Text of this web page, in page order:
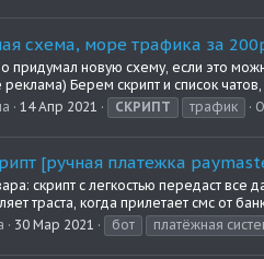
схема, море трафика за
придумал новую схему, если это
реклама) Берем скрипт и список
14 Апр 2021 СКРИПТ трафик
[ручная платежка
cкрипт с легкостью передаст все
траста, когда прилетает смс от
30 Мар 2021 бот платёжная